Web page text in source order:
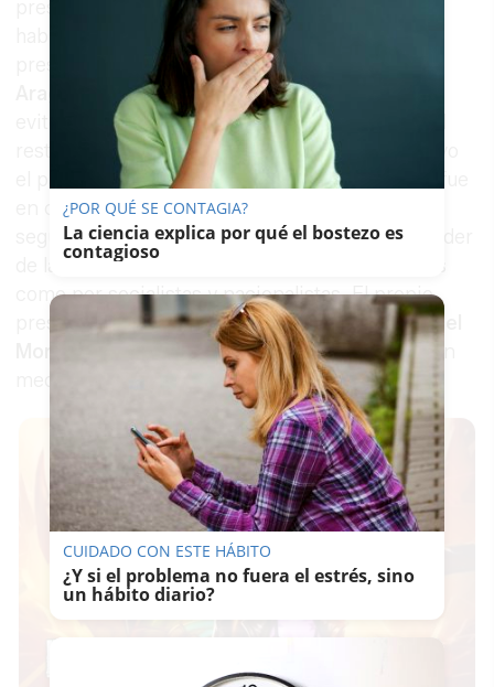
presidentes regionales del país, algo que no es
habitual debido a las habituales ausencias del
president de la Generalitat. Esta vez,
acudió como uno más, aunque luego
evitó la 'foto de familia' conPedro Sánchez
resto de sus homólogos. Especial relevancia tuvo
Alberto Núñez Feijóoque, aunque fue
en calidad de presidente de Galicia, fue tratado,
según varios presidentes del PP, como nuevo líder
de la oposición, tanto por los propios populares
como por socialistas y nacionalistas. El propio
presidente de la Junta de Andalucía, Juan Manuel
, aseguró que Feijóo fue "artífice en gran
¿POR QUÉ SE CONTAGIA?
La ciencia explica por qué el bostezo es
contagioso
CUIDADO CON ESTE HÁBITO
¿Y si el problema no fuera el estrés, sino
un hábito diario?